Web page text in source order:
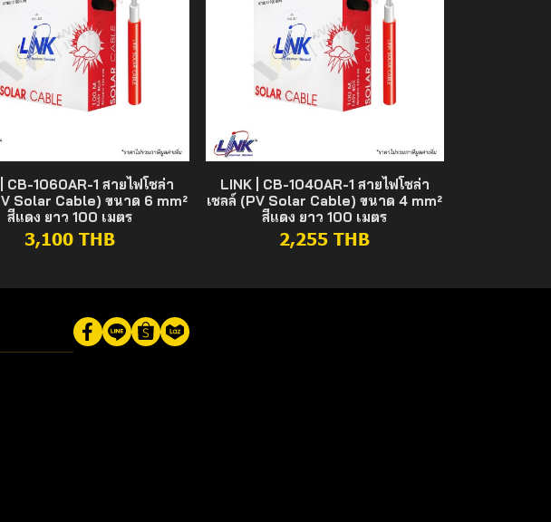
CB-1060AR-1 สายไฟโซล่า
Solar Cable) ขนาด 6 mm²
สีแดง ยาว 100 เมตร
3,100 THB
LINK | CB-1040AR-1 สายไฟโซล่า
เซลล์ (PV Solar Cable) ขนาด 4 mm²
สีแดง ยาว 100 เมตร
2,255 THB